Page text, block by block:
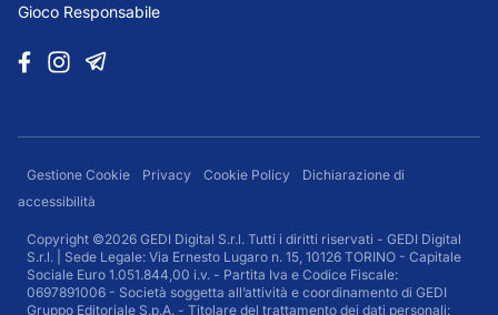
Gioco Responsabile
Gestione Cookie Privacy Cookie Policy
Dichiarazione di
accessibilità
Copyright ©2026 GEDI Digital S.r.l. Tutti i diritti riservati - GEDI Digital
S.r.l. | Sede Legale: Via Ernesto Lugaro n. 15, 10126 TORINO - Capitale
Sociale Euro 1.051.844,00 i.v. - Partita Iva e Codice Fiscale:
0697891006 - Società soggetta all’attività e coordinamento di GEDI
Gruppo Editoriale S.p.A. - Titolare del trattamento dei dati personali: